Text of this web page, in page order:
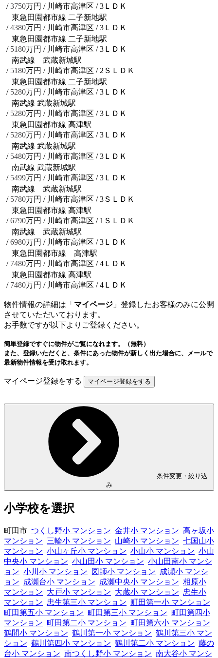
/3750万円 / 川崎市高津区 / 3ＬＤＫ
東急田園都市線 二子新地駅
/4380万円 / 川崎市高津区 / 3ＬＤＫ
東急田園都市線 二子新地駅
/ 5180万円 / 川崎市高津区 / 3ＬＤＫ
南武線 武蔵新城駅
/ 5180万円 / 川崎市高津区 / 2ＳＬＤＫ
東急田園都市線 二子新地駅
/ 5280万円 / 川崎市高津区 / 3ＬＤＫ
南武線 武蔵新城駅
/ 5280万円 / 川崎市高津区 / 3ＬＤＫ
東急田園都市線 高津駅
/ 5280万円 / 川崎市高津区 / 3ＬＤＫ
南武線 武蔵新城駅
/ 5480万円 / 川崎市高津区 / 3ＬＤＫ
南武線 武蔵新城駅
/ 5499万円 / 川崎市高津区 / 3ＬＤＫ
南武線 武蔵新城駅
/ 5780万円 / 川崎市高津区 / 3ＳＬＤＫ
東急田園都市線 高津駅
/6790万円 / 川崎市高津区 / 1ＳＬＤＫ
南武線 武蔵新城駅
/6980万円 / 川崎市高津区 / 3ＬＤＫ
東急田園都市線 高津駅
/ 7480万円 / 川崎市高津区 / 4ＬＤＫ
東急田園都市線 高津駅
/ 7480万円 / 川崎市高津区 / 4ＬＤＫ
物件情報の詳細は「 マイページ 」登録したお客様のみに公開
させていただいております。
お手数ですが以下よりご登録ください。
簡単登録ですぐに物件がご覧になれます。（無料）
また、登録いただくと、条件にあった物件が新しく出た場合に、メールで
最新物件情報を受け取れます。
マイページ登録をする
条件変更・絞り込
み
小学校を選択
町田市 つくし野小 マンション 金井小 マンション 高ヶ坂小
マンション 三輪小 マンション 山崎小 マンション 七国山小
マンション 小山ヶ丘小 マンション 小山小 マンション 小山
中央小 マンション 小山田小 マンション 小山田南小 マンシ
ョン 小川小 マンション 図師小 マンション
成瀬小 マンシ
ョン
成瀬台小 マンション 成瀬中央小 マンション 相原小
マンション 大戸小 マンション 大蔵小 マンション 忠生小
マンション 忠生第三小 マンション 町田第一小 マンション
町田第五小 マンション 町田第三小 マンション 町田第四小
マンション 町田第二小 マンション 町田第六小 マンション
鶴間小 マンション 鶴川第一小 マンション 鶴川第三小 マン
ション 鶴川第四小 マンション 鶴川第二小 マンション 藤の
台小 マンション 南つくし野小 マンション 南大谷小 マンシ